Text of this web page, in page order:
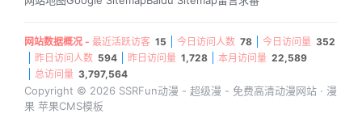
网站数据概况 - 最近活跃访客 15 今日访问人数 78 今日访问量 352
昨日访问人数 594 昨日访问量 1,728 本月访问量 22,589
总访问量 3,797,564
Copyright © 2026 SSRFun动漫 - 超级漫 - 免费高清动漫网站 · 漫
果 苹果CMS模板